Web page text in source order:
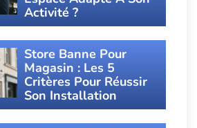
Activité ?
Store Banne Pour
Magasin : Les 5
Critères Pour Réussir
Son Installation